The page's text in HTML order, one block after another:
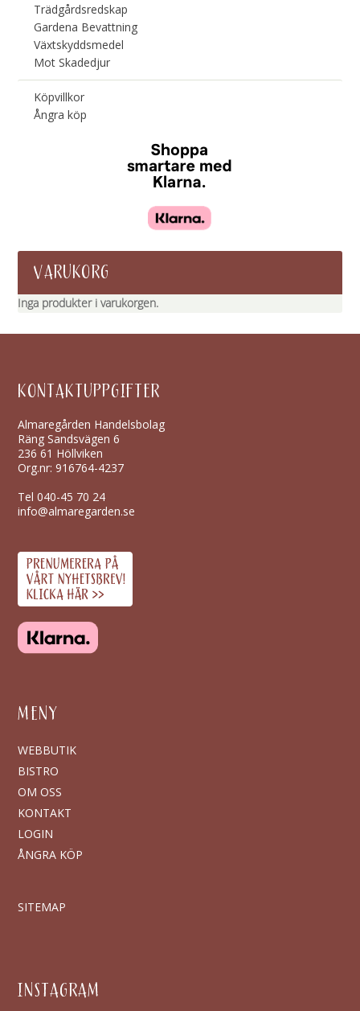
Trädgårdsredskap
Gardena Bevattning
Växtskyddsmedel
Mot Skadedjur
Köpvillkor
Ångra köp
VARUKORG
Inga produkter i varukorgen.
KONTAKTUPPGIFTER
Almaregården Handelsbolag
Räng Sandsvägen 6
236 61 Höllviken
Org.nr: 916764-4237
Tel040-45 70 24
info@almaregarden.se
MENY
WEBBUTIK
BISTRO
OM OSS
KONTAKT
LOGIN
ÅNGRA KÖP
SITEMAP
INSTAGRAM